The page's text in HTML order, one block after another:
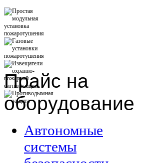
Прайс на
оборудование
Автономные
системы